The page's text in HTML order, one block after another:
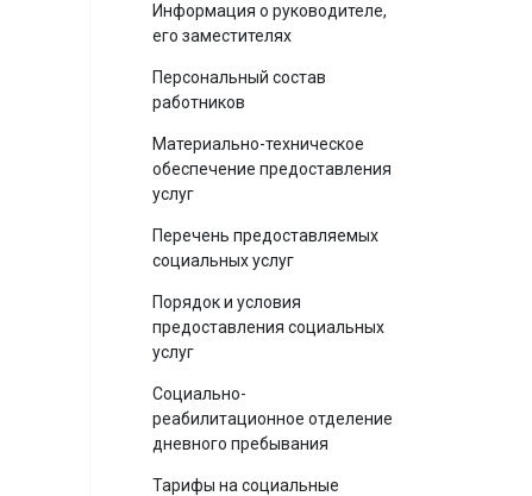
Информация о руководителе,
его заместителях
Персональный состав
работников
Материально-техническое
обеспечение предоставления
услуг
Перечень предоставляемых
социальных услуг
Порядок и условия
предоставления социальных
услуг
Социально-
реабилитационное отделение
дневного пребывания
Тарифы на социальные